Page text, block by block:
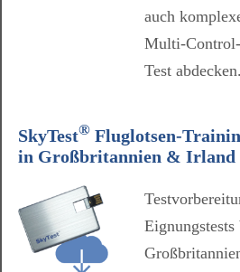
auch
Multi-
Test abdecken.
SkyTest® Fluglotsen-
in Großbritannien & Irland